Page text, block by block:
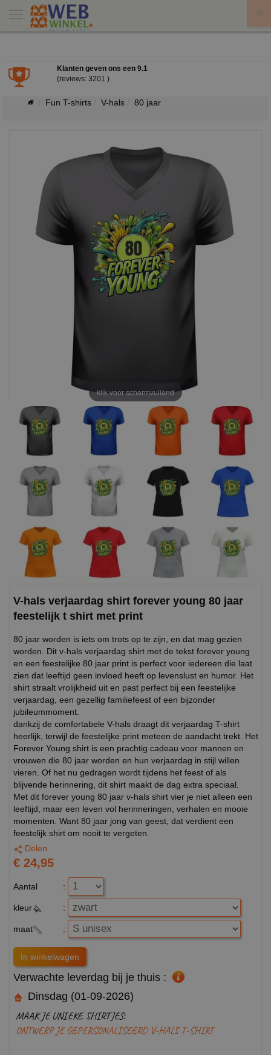
Klanten geven ons een 9.1
(reviews: 3201 )
Fun T-shirts V-hals 80 jaar
klik voor schermvullend
V-hals verjaardag shirt forever young 80 jaar
feestelijk t shirt met print
80 jaar worden is iets om trots op te zijn, en dat mag gezien
worden. Dit v-hals verjaardag shirt met de tekst forever young
en een feestelijke 80 jaar print is perfect voor iedereen die laat
zien dat leeftijd geen invloed heeft op levenslust en humor. Het
shirt straalt vrolijkheid uit en past perfect bij een feestelijke
verjaardag, een gezellig familiefeest of een bijzonder
jubileummoment.
dankzij de comfortabele V-hals draagt dit verjaardag T-shirt
heerlijk, terwijl de feestelijke print meteen de aandacht trekt. Het
Forever Young shirt is een prachtig cadeau voor mannen en
vrouwen die 80 jaar worden en hun verjaardag in stijl willen
vieren. Of het nu gedragen wordt tijdens het feest of als
blijvende herinnering, dit shirt maakt de dag extra speciaal.
Met dit forever young 80 jaar v-hals shirt vier je niet alleen een
leeftijd, maar een leven vol herinneringen, verhalen en mooie
momenten. Want 80 jaar jong van geest, dat verdient een
feestelijk shirt om nooit te vergeten.
Delen
€ 24,95
Aantal :
kleur :
maat :
Verwachte leverdag bij je thuis :
Dinsdag (01-09-2026)
MAAK JE UNIEKE SHIRTJES:
ONTWERP JE GEPERSONALISEERD V-HALS T-SHIRT